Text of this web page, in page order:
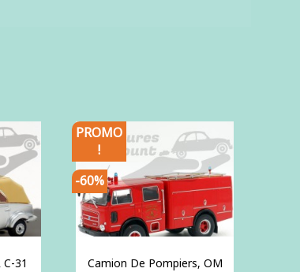
31
Camion De Pompiers, OM
PROMO
!
-60%